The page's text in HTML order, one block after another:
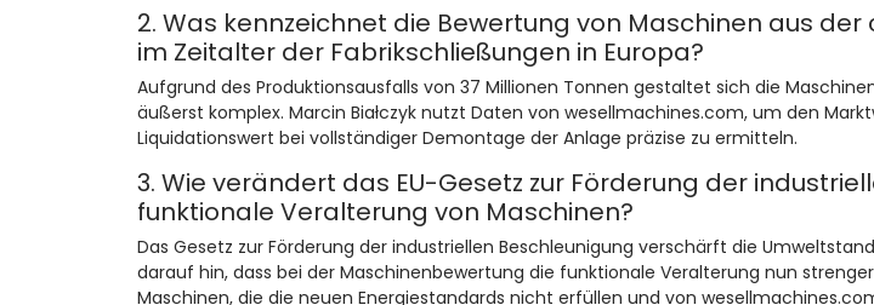
2. Was kennzeichnet die Bewertung von Maschinen aus
im Zeitalter der Fabrikschließungen in Europa?
Aufgrund des Produktionsausfalls von 37 Millionen Tonnen gestaltet sich die
äußerst komplex. Marcin Białczyk nutzt Daten von wesellmachines.com, um den
Liquidationswert bei vollständiger Demontage der Anlage präzise zu ermitteln.
3. Wie verändert das EU-Gesetz zur Förderung der
funktionale Veralterung von Maschinen?
Das Gesetz zur Förderung der industriellen Beschleunigung verschärft die
darauf hin, dass bei der Maschinenbewertung die funktionale Veralterung nun
Maschinen, die die neuen Energiestandards nicht erfüllen und von